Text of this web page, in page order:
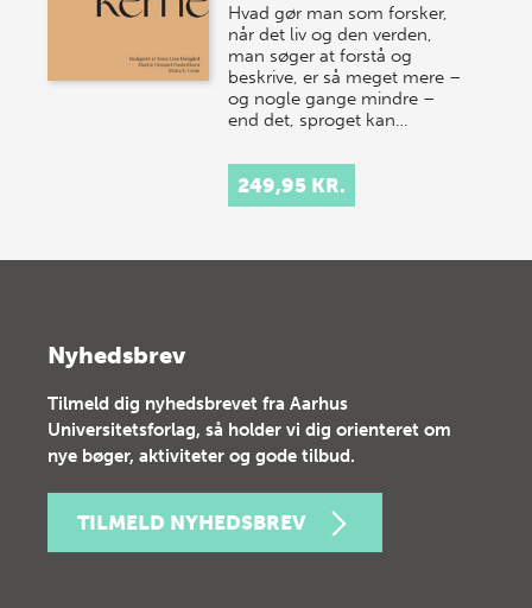
Hvad gør man som forsker,
når det liv og den verden,
man søger at forstå og
beskrive, er så meget mere –
og nogle gange mindre –
end det, sproget kan…
249,95 KR.
Nyhedsbrev
Tilmeld dig nyhedsbrevet fra Aarhus
Universitetsforlag, så holder vi dig orienteret om
nye bøger, aktiviteter og gode tilbud.
TILMELD NYHEDSBREV